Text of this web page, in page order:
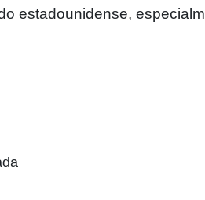
estadounidense,